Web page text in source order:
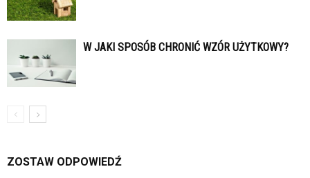
W JAKI SPOSÓB CHRONIĆ WZÓR UŻYTKOWY?
ZOSTAW ODPOWIEDŹ